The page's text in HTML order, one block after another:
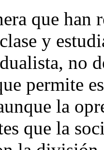
que
y
no
permite
la
que la